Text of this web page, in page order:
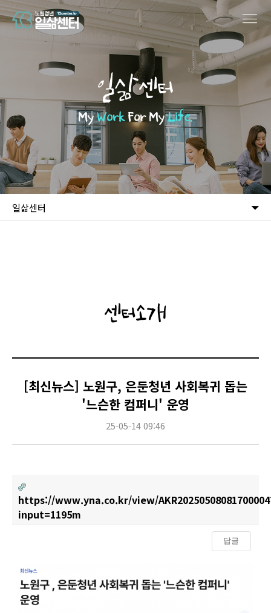
일삶센터
MyWorkFor MyLife.
일삶센터
센터소개
[최신뉴스] 노원구, 은둔청년 사회복귀 돕는
'느슨한 컴퍼니' 운영
25-05-14 09:46
https://www.yna.co.kr/view/
input=1195m
답글
Content